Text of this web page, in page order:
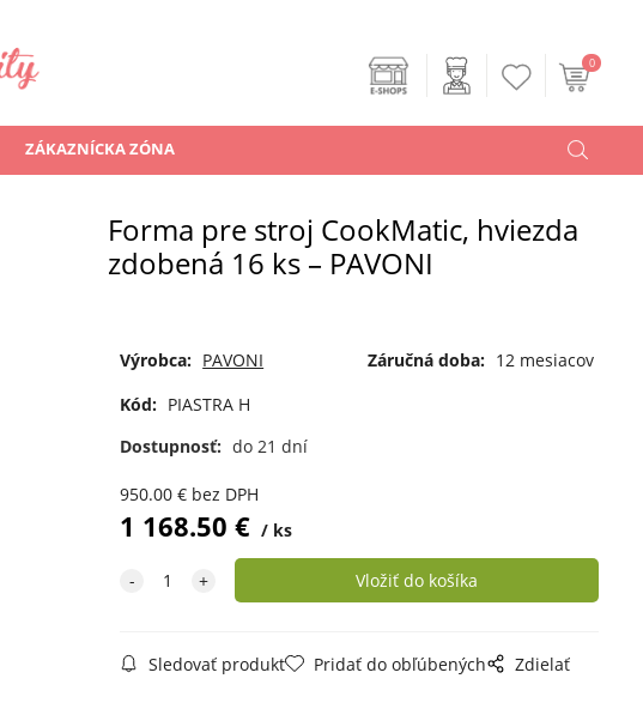
ZÁKAZNÍCKA ZÓNA
0
Forma pre stroj CookMatic, hviezda
zdobená 16 ks – PAVONI
Výrobca: PAVONI Záručná doba: 12 mesiacov
Kód: PIASTRA H
Dostupnosť: do 21 dní
950.00 € bez DPH
1 168.50 € ks
Sledovať produkt Pridať do obľúbených Zdielať